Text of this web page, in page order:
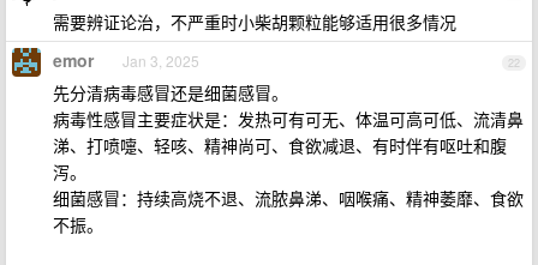
需要辨证论治，不严重时小柴胡颗粒能够适用很多情况
22
emor Jan 3, 2025
先分清病毒感冒还是细菌感冒。
病毒性感冒主要症状是：发热可有可无、体温可高可低、流清鼻
涕、打喷嚏、轻咳、精神尚可、食欲减退、有时伴有呕吐和腹
泻。
细菌感冒：持续高烧不退、流脓鼻涕、咽喉痛、精神萎靡、食欲
不振。